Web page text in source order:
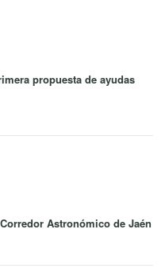
propuesta de ayudas
Astronómico de Jaén